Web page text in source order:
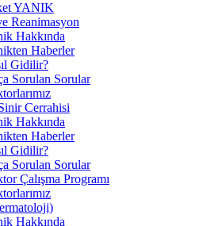
YANIK
Reanimasyon
Hakkında
Haberler
Gidilir?
Sorulan Sorular
Cerrahisi
Hakkında
Haberler
Gidilir?
Sorulan Sorular
Çalışma Programı
Hakkında